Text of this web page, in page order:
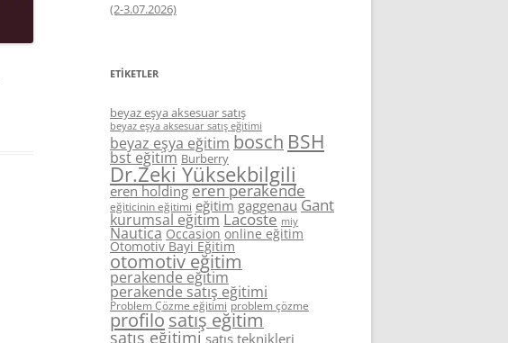
(2-3.07.2026)
ETIKETLER
beyaz eşya aksesuar satış
beyaz eşya aksesuar satış eğitimi
beyaz eşya eğitim bosch BSH
bst eğitim Burberry
Dr.Zeki Yüksekbilgili
eren holding eren perakende
eğiticinin eğitimi eğitim gaggenau Gant
kurumsal eğitim Lacoste miy
Nautica Occasion online eğitim
Otomotiv Bayi Eğitim
otomotiv eğitim
perakende eğitim
perakende satış eğitimi
Problem Çözme eğitimi problem çözme
profilo satış eğitim
satış eğitimi satış teknikleri